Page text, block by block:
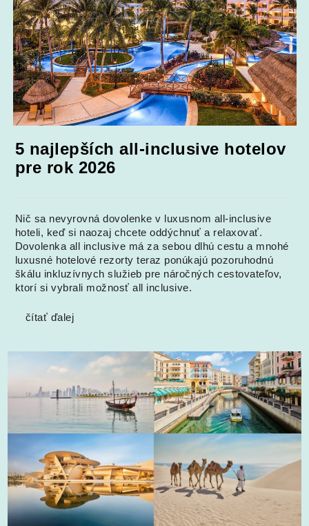
5 najlepších all-inclusive hotelov
pre rok 2026
Nič sa nevyrovná dovolenke v luxusnom all-inclusive
hoteli, keď si naozaj chcete oddýchnuť a relaxovať.
Dovolenka all inclusive má za sebou dlhú cestu a mnohé
luxusné hotelové rezorty teraz ponúkajú pozoruhodnú
škálu inkluzívnych služieb pre náročných cestovateľov,
ktorí si vybrali možnosť all inclusive.
čítať ďalej